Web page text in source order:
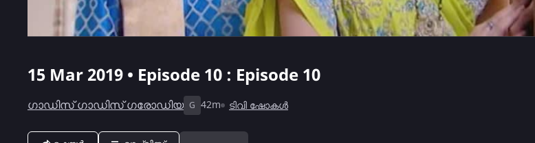
15 Mar 2019 • Episode 10 : Episode 10
ഗാഡിസ് ഗാഡിസ് ഗരോഡിയ G 42m ടിവി ഷോകൾ